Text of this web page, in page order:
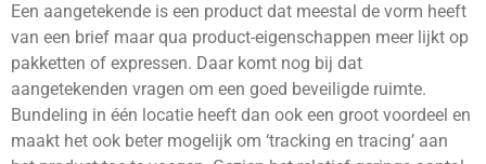
Een aangetekende is een product dat meestal de vorm heeft
van een brief maar qua product-eigenschappen meer lijkt op
pakketten of expressen. Daar komt nog bij dat
aangetekenden vragen om een goed beveiligde ruimte.
Bundeling in één locatie heeft dan ook een groot voordeel en
maakt het ook beter mogelijk om ‘tracking en tracing’ aan